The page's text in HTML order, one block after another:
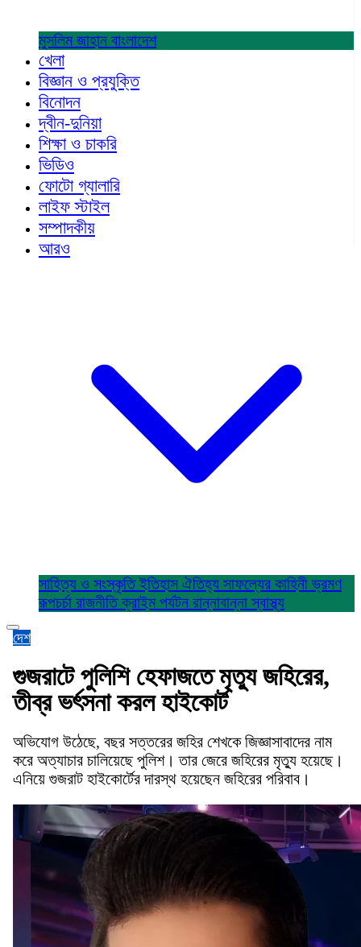
মুসলিম জাহান বাংলাদেশ
খেলা
বিজ্ঞান ও প্রযুক্তি
বিনোদন
দ্বীন-দুনিয়া
শিক্ষা ও চাকরি
ভিডিও
ফোটো গ্যালারি
লাইফ স্টাইল
সম্পাদকীয়
আরও
সাহিত্য ও সংস্কৃতিইতিহাস ঐতিহ্য সাফল্যের কাহিনীভ্রমণ
রূপচর্চা রাজনীতিক্রাইম পর্যটন রান্নাবান্নাস্বাস্থ্য
দেশ
গুজরাটে পুলিশি হেফাজতে মৃত্যু জহিরের,
তীব্র ভর্ৎসনা করল হাইকোর্ট
অভিযোগ উঠেছে, বছর সত্তরের জহির শেখকে জিজ্ঞাসাবাদের নাম
করে অত্যাচার চালিয়েছে পুলিশ। তার জেরে জহিরের মৃত্যু হয়েছে।
এনিয়ে গুজরাট হাইকোর্টের দারস্থ হয়েছেন জহিরের পরিবাব।